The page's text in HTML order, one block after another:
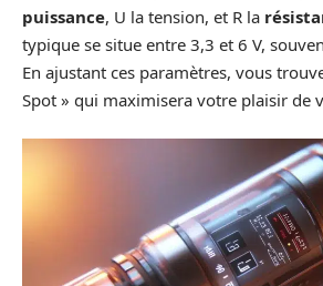
puissance, U la tension, et R la
typique se situe entre 3,3 et 6 V,
En ajustant ces paramètres, vous
Spot » qui maximisera votre plaisir de